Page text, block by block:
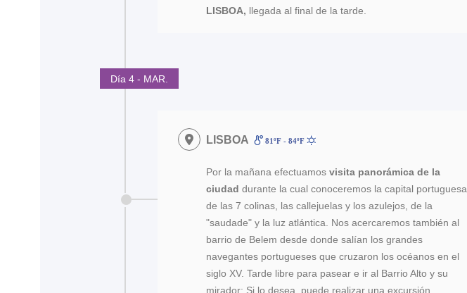
LISBOA, llegada al final de la tarde.
Día 4 - MAR.
LISBOA 81ºF - 84ºF
Por la mañana efectuamosvisita panorámica de la
ciudad durante la cual conoceremos la capital portuguesa
de las 7 colinas, las callejuelas y los azulejos, de la
"saudade" y la luz atlántica. Nos acercaremos también al
barrio de Belem desde donde salían los grandes
navegantes portugueses que cruzaron los océanos en el
siglo XV. Tarde libre para pasear e ir al Barrio Alto y su
mirador; Si lo desea, puede realizar una excursión